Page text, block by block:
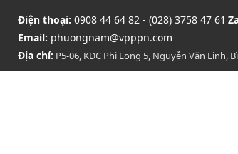
Điện thoại: 0908 44 64 82 - (028) 3758 47 61
Email: phuongnam@vpppn.com
Địa chỉ: P5-06, KDC Phi Long 5, Nguyễn Văn Linh,